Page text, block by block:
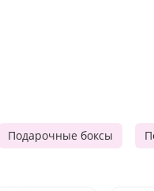
Подарочные боксы